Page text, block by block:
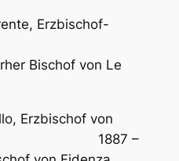
Erzbischof-
Le Mans
Bischof von Le
Erzbischof von
1887 –